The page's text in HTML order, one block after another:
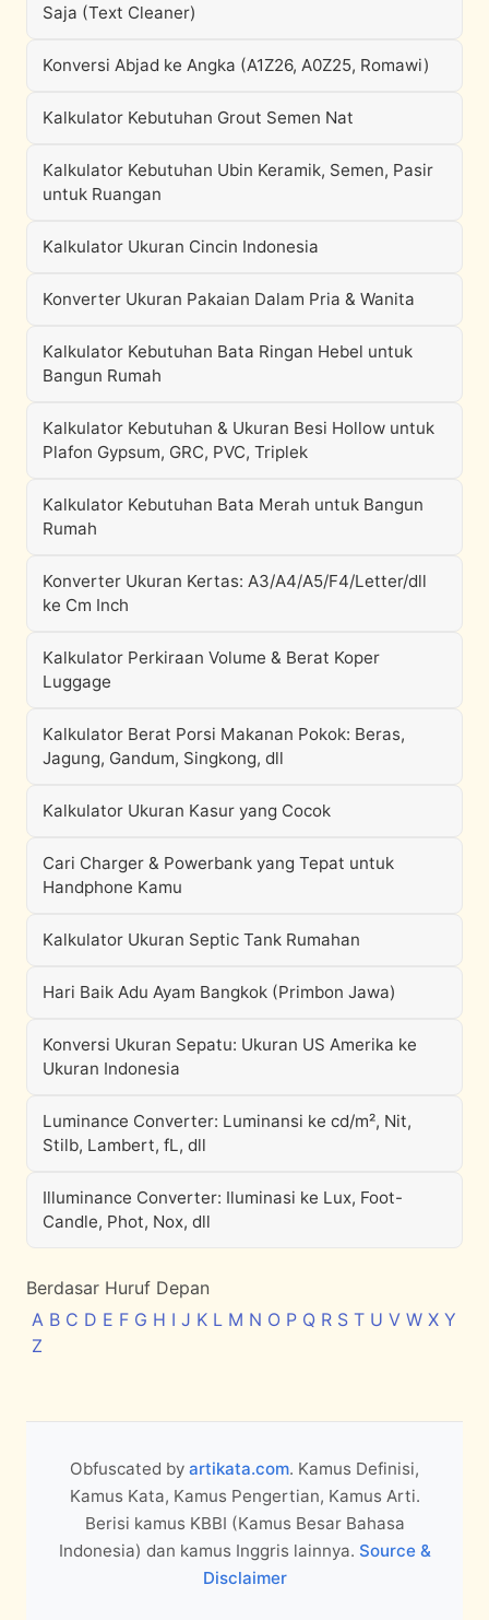
Saja (Text Cleaner)
Konversi Abjad ke Angka (A1Z26, A0Z25, Romawi)
Kalkulator Kebutuhan Grout Semen Nat
Kalkulator Kebutuhan Ubin Keramik, Semen, Pasir
untuk Ruangan
Kalkulator Ukuran Cincin Indonesia
Konverter Ukuran Pakaian Dalam Pria & Wanita
Kalkulator Kebutuhan Bata Ringan Hebel untuk
Bangun Rumah
Kalkulator Kebutuhan & Ukuran Besi Hollow untuk
Plafon Gypsum, GRC, PVC, Triplek
Kalkulator Kebutuhan Bata Merah untuk Bangun
Rumah
Konverter Ukuran Kertas: A3/A4/A5/F4/Letter/dll
ke Cm Inch
Kalkulator Perkiraan Volume & Berat Koper
Luggage
Kalkulator Berat Porsi Makanan Pokok: Beras,
Jagung, Gandum, Singkong, dll
Kalkulator Ukuran Kasur yang Cocok
Cari Charger & Powerbank yang Tepat untuk
Handphone Kamu
Kalkulator Ukuran Septic Tank Rumahan
Hari Baik Adu Ayam Bangkok (Primbon Jawa)
Konversi Ukuran Sepatu: Ukuran US Amerika ke
Ukuran Indonesia
Luminance Converter: Luminansi ke cd/m², Nit,
Stilb, Lambert, fL, dll
Illuminance Converter: Iluminasi ke Lux, Foot-
Candle, Phot, Nox, dll
Berdasar Huruf Depan
A B C D E F G H I J K L M N O P Q R S T U V W X Y
Z
Obfuscated by artikata.com. Kamus Definisi,
Kamus Kata, Kamus Pengertian, Kamus Arti.
Berisi kamus KBBI (Kamus Besar Bahasa
Indonesia) dan kamus Inggris lainnya. Source &
Disclaimer